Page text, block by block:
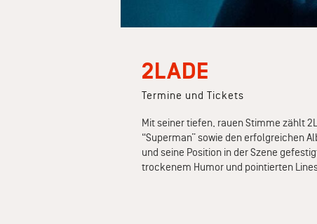
2LADE
Termine und Tickets
Mit seiner tiefen, rauen Stimme zählt
“Superman” sowie den erfolgreichen
und seine Position in der Szene
trockenem Humor und pointierten